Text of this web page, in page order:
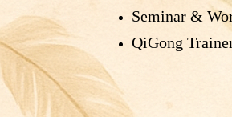
Seminar &
QiGong